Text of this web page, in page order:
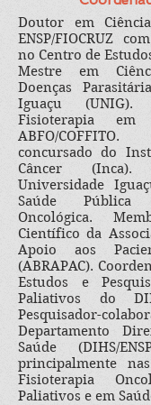
Doutor em
ENSP/FIOCRUZ
no Centro de
Mestre em
Doenças
Iguaçu (UNIG).
Fisioterapia em
ABFO/
concursado do
Câncer
Universidade
Saúde Pública
Oncológica.
Científico da
Apoio aos
(ABRAPAC).
Estudos e
Paliativos do
Pesquisador-
Departamento
Saúde (DIHS/
principalmente
Fisioterapia
Paliativos e em